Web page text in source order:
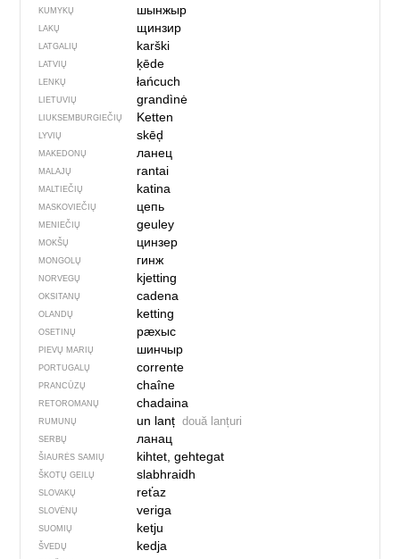
KUMYKŲ шынжыр
LAKŲ щинзир
LATGALIŲ karški
LATVIŲ ķēde
LENKŲ łańcuch
LIETUVIŲ grandìnė
LIUKSEMBURGIEČIŲ Ketten
LYVIŲ skēḑ
MAKEDONŲ ланец
MALAJŲ rantai
MALTIEČIŲ katina
MASKOVIEČIŲ цепь
MENIEČIŲ geuley
MOKŠŲ цинзер
MONGOLŲ гинж
NORVEGŲ kjetting
OKSITANŲ cadena
OLANDŲ ketting
OSETINŲ рӕхыс
PIEVŲ MARIŲ шинчыр
PORTUGALŲ corrente
PRANCŪZŲ chaîne
RETOROMANŲ chadaina
RUMUNŲ un lanț două lanțuri
SERBŲ ланац
ŠIAURĖS SAMIŲ kihtet, gehtegat
ŠKOTŲ GEILŲ slabhraidh
SLOVAKŲ reťaz
SLOVĖNŲ veriga
SUOMIŲ ketju
ŠVEDŲ kedja